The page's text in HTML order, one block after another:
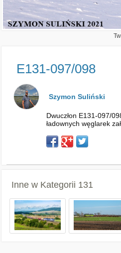
E131-097/098
Szymon Suliński
Dwuczłon E131-097/
ładownych węglarek
Inne w Kategorii 131